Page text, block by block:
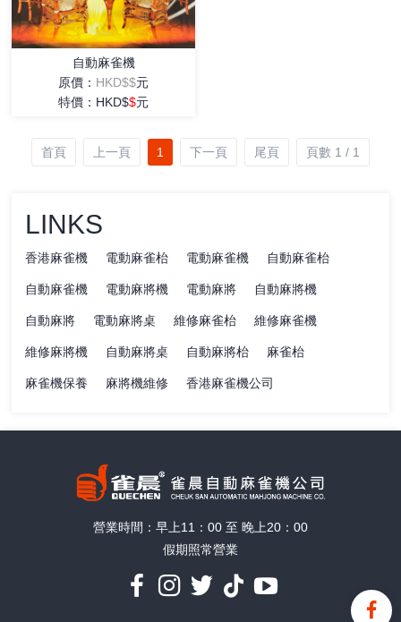
自動麻雀機
原價： HKD$$元
特價：HKD$$元
首頁 上一頁 1 下一頁 尾頁 頁數 1 / 1
LINKS
香港麻雀機 電動麻雀枱 電動麻雀機 自動麻雀枱
自動麻雀機 電動麻將機 電動麻將 自動麻將機
自動麻將 電動麻將桌 維修麻雀枱 維修麻雀機
維修麻將機 自動麻將桌 自動麻將枱 麻雀枱
麻雀機保養 麻將機維修 香港麻雀機公司
營業時間：早上11：00 至 晚上20：00
假期照常營業